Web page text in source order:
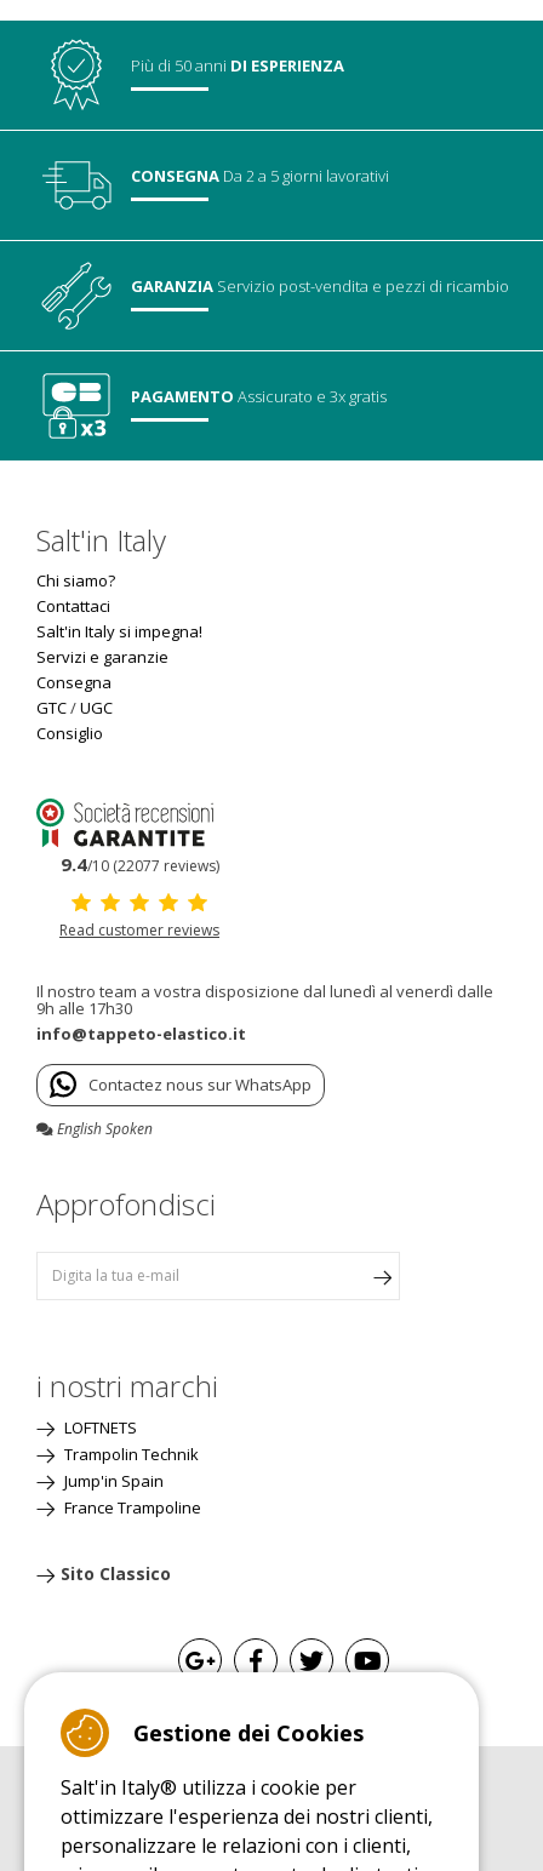
Più di 50 anni DI ESPERIENZA
CONSEGNA Da 2 a 5 giorni lavorativi
GARANZIA Servizio post-vendita e pezzi di ricambio
PAGAMENTO Assicurato e 3x gratis
Salt'in Italy
Chi siamo?
Contattaci
Salt'in Italy si impegna!
Servizi e garanzie
Consegna
GTC/UGC
Consiglio
9.4/10 (22077 reviews)
Read customer reviews
Il nostro team a vostra disposizione dal lunedì al venerdì dalle
9h alle 17h30
info@tappeto-elastico.it
Contactez nous sur WhatsApp
English Spoken
Approfondisci
i nostri marchi
LOFTNETS
Trampolin Technik
Jump'in Spain
France Trampoline
Sito Classico
GUIDA ALL'ACQUISTO
Guida all'acquisito tappeti elastici
GUIDA ALL'INSTALLAZIONE
Gestione dei Cookies
Salt'in Italy® utilizza i cookie per
ottimizzare l'esperienza dei nostri clienti,
personalizzare le relazioni con i clienti,